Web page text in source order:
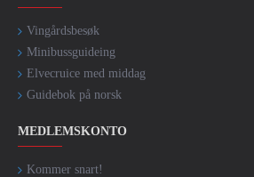
Vingårdsbesøk
Minibussguideing
Elvecruice med middag
Guidebok på norsk
MEDLEMSKONTO
Kommer snart!